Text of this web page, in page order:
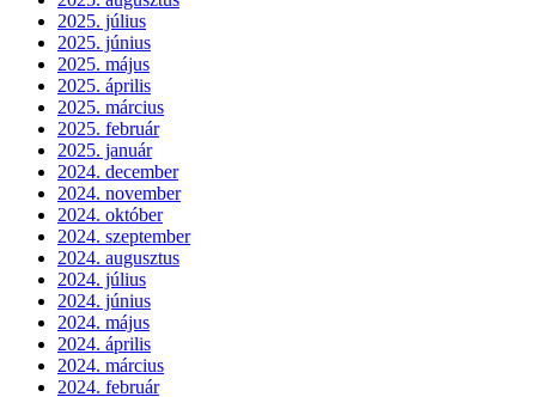
2025. július
2025. június
2025. május
2025. április
2025. március
2025. február
2025. január
2024. december
2024. november
2024. október
2024. szeptember
2024. augusztus
2024. július
2024. június
2024. május
2024. április
2024. március
2024. február